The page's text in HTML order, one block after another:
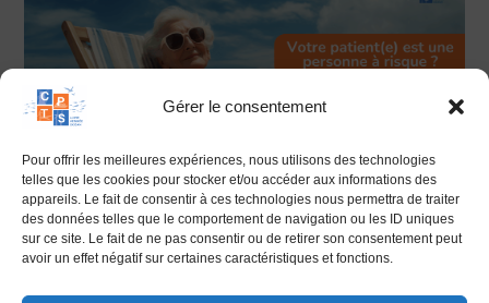
Gérer le consentement
Pour offrir les meilleures expériences, nous utilisons des technologies
telles que les cookies pour stocker et/ou accéder aux informations des
appareils. Le fait de consentir à ces technologies nous permettra de traiter
des données telles que le comportement de navigation ou les ID uniques
sur ce site. Le fait de ne pas consentir ou de retirer son consentement peut
avoir un effet négatif sur certaines caractéristiques et fonctions.